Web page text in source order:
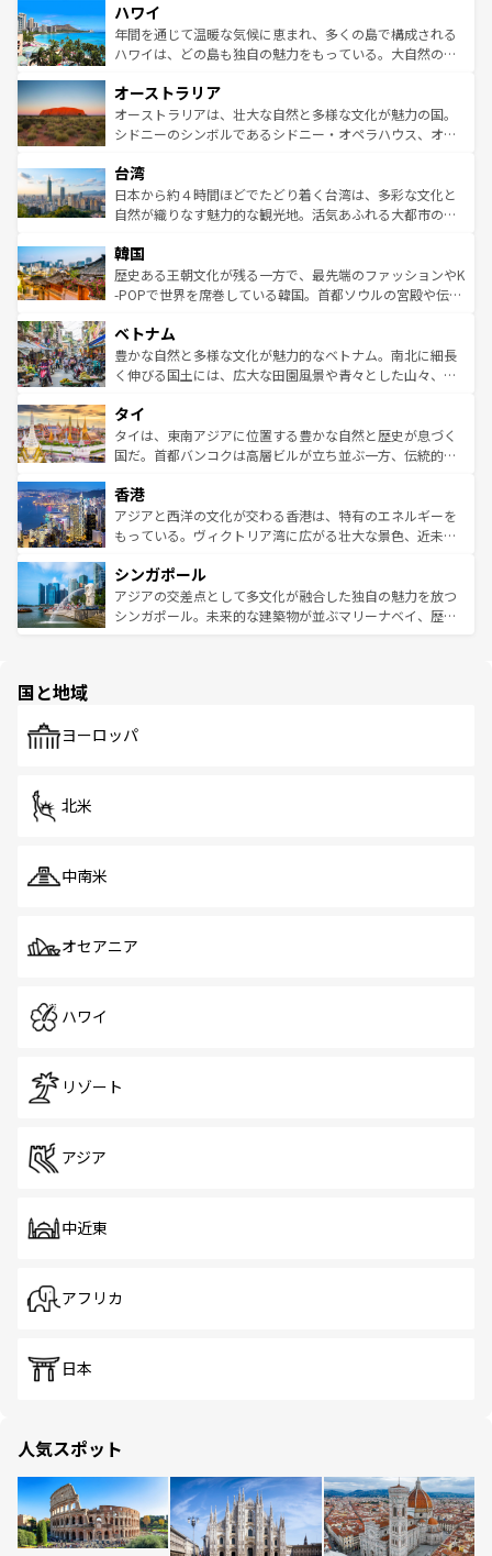
ば市内交通費無料で観光を楽しむこともできる。 なお、新
着のスイス情報はコンテンツ一覧 を参照してほしい。
のような巨大都市は、観光、ショッピング、エンターテイ
ンメントが詰まった刺激的なスポットだ。一方、アメリカ
西部には大自然が広がり、グランドキャニオンやイエロー
部のニューオーリンズでは、音楽と美食が融合した独特の
文化が魅力。旅行者はアメリカの各地域で異なる魅力を楽
しみながら、その多様性と豊かな歴史を感じることができ
ならではの贅沢な旅のスタイルだ。 なお、新着のアメリカ
情報はコンテンツ一覧を参照してほしい。
ハワイ
年間を通じて温暖な気候に恵まれ、多くの島で構成される
ハワイは、どの島も独自の魅力をもっている。大自然の神
ワイ島は見逃せない。また、定番の観光地といえばオアフ
島だが、静かな自然を求めるならマウイ島やカウアイ島が
おすすめ。エメラルドグリーンに輝く海をはじめ、豊かな
れるおもてなしの心で訪れる人々を迎えてくれるハワイの
人々、おいしいローカルフードやハワイアンミュージッ
ク、伝統的なフラダンスなど、すべてがハワイの魅力を彩
ワイを、存分に味わってほしい。 なお、新着のハワイ情報
はコンテンツ一覧を参照してほしい。
オーストラリア
オーストラリアは、壮大な自然と多様な文化が魅力の国。
シドニーのシンボルであるシドニー・オペラハウス、オー
リアリーフや大陸中央部にそびえるウルル（エアーズロッ
ク）、タスマニアの美しい原生林やケアンズの熱帯雨林な
ど、見どころがたくさん。また、カフェやワイン、オージ
いる。アクティビティも充実しており、サーフィンやダイ
ビング、ハイキングなど、アウトドア好きにはたまらな
い。オーストラリアの多彩な魅力を存分に味わいつくそ
参照してほしい。
台湾
日本から約４時間ほどでたどり着く台湾は、多彩な文化と
自然が織りなす魅力的な観光地。活気あふれる大都市の台
ン）、静ひつな山岳地帯である台湾東部など、都市の喧騒
と山間の静けさが共存しており、訪れる人に新しい発見と
驚きをもたらしてくれる。また、奥深い台湾の食文化も魅
容にもいいと評判のスイーツなど、バラエティ豊かな料理
が味わえる。 なお、新着の台湾情報は コンテンツ一覧を参
照してほしい。
韓国
歴史ある王朝文化が残る一方で、最先端のファッションやK
-POPで世界を席巻している韓国。首都ソウルの宮殿や伝統
き、地方に足を延ばせば四季折々の自然美を楽しむことが
できる。そして、キムチや焼肉、絶品のストリートフード
まで、さまざまな韓国料理が待っている。夜には、韓国な
リティに包まれながら、韓国の多彩な魅力を心ゆくまで味
わってみてほしい。 なお、新着の韓国情報はコンテンツ一
覧を参照してほしい。
ベトナム
豊かな自然と多様な文化が魅力的なベトナム。南北に細長
く伸びる国土には、広大な田園風景や青々とした山々、世
急速な発展と共に伝統が息づく。ハノイの古い町並みやホ
ーチミン市のフランス統治時代の建物も、独特の雰囲気を
醸し出している。また、バラエティの豊かさとおいしさで
とつ。フォーやバインミー、ベトナムコーヒーなどは、ぜ
ひ現地で味わいたい。どの地域を訪れてもあたたかい人々
が旅行者を迎えてくれるので、きっと忘れられない旅にな
参照してほしい。
タイ
タイは、東南アジアに位置する豊かな自然と歴史が息づく
国だ。首都バンコクは高層ビルが立ち並ぶ一方、伝統的な
の活気が交差している。北部ではチェンマイなどの山岳地
帯で自然と触れ合い、南部ではプーケットやクラビの美し
いビーチでリゾート気分を楽しむことができる。タイ料理
激する。気候は一年中温暖で、どの季節にも異なる楽しみ
が待っている。親しみやすいタイの人々、仏教を中心とし
た文化、そして多様な観光資源が、訪れる旅人を魅了し続
香港
アジアと西洋の文化が交わる香港は、特有のエネルギーを
もっている。ヴィクトリア湾に広がる壮大な景色、近未来
み、どこを訪れても感動するはず。観光スポットが密集し
ており、効率よく見どころを回れるのも魅力。息をのむよ
うな絶景から文化的な体験まで、香港を存分に楽しみ尽く
シンガポール
アジアの交差点として多文化が融合した独自の魅力を放つ
シンガポール。未来的な建築物が並ぶマリーナベイ、歴史
で、ホーカーズは地元の風情を楽しめる外せないスポット
国と地域
ヨーロッパ
北米
中南米
オセアニア
ハワイ
リゾート
アジア
中近東
アフリカ
日本
人気スポット